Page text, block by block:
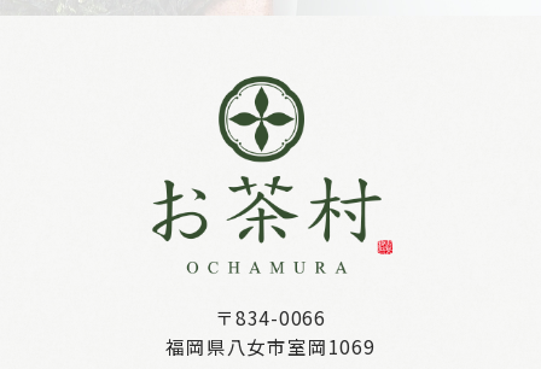
〒834-0066
福岡県八女市室岡1069